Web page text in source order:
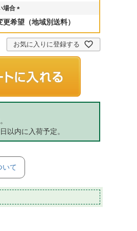
場合
(
須
)
希望（地域別送料）
お気に入りに登録する
以内に入荷予定。
いて